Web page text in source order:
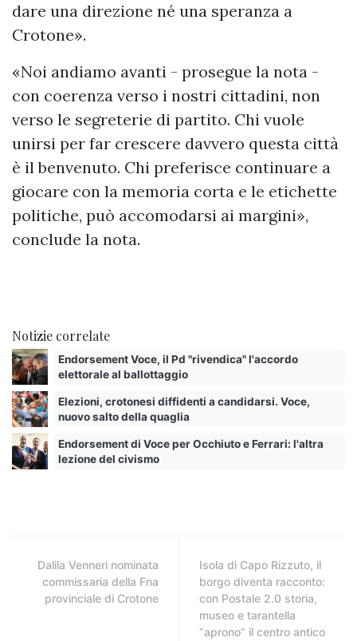
dare una direzione né una speranza a
Crotone».
«Noi andiamo avanti - prosegue la nota -
con coerenza verso i nostri cittadini, non
verso le segreterie di partito. Chi vuole
unirsi per far crescere davvero questa città
è il benvenuto. Chi preferisce continuare a
giocare con la memoria corta e le etichette
politiche, può accomodarsi ai margini»,
conclude la nota.
Notizie correlate
Endorsement Voce, il Pd "rivendica" l'accordo
elettorale al ballottaggio
Elezioni, crotonesi diffidenti a candidarsi. Voce,
nuovo salto della quaglia
Endorsement di Voce per Occhiuto e Ferrari: l'altra
lezione del civismo
Dalila Venneri nominata
commissaria della Fna
provinciale di Crotone
Isola di Capo Rizzuto, il
borgo diventa racconto:
con Postale 2.0 storia,
museo e tarantella
“aprono” il centro antico